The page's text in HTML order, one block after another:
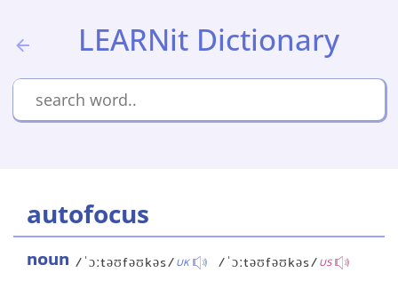
LEARNit Dictionary
autofocus
noun /ˈɔːtəʊfəʊkəs/UK /ˈɔːtəʊfəʊkəs/US